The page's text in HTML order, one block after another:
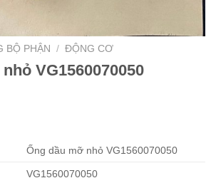
BỘ PHẬN / ĐỘNG CƠ
VG1560070050
Ống dầu mỡ nhỏ VG1560070050
VG1560070050